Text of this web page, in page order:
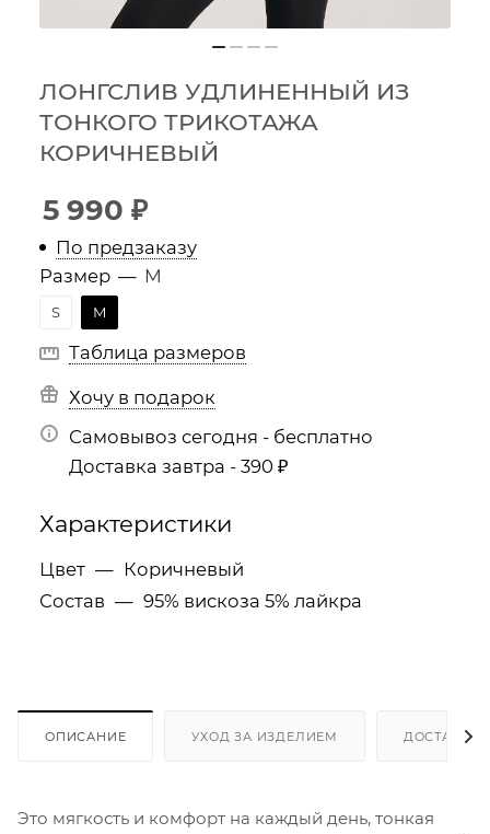
ЛОНГСЛИВ УДЛИНЕННЫЙ ИЗ
ТОНКОГО ТРИКОТАЖА
КОРИЧНЕВЫЙ
5 990 ₽
По предзаказу
Размер — M
S M
Таблица размеров
Хочу в подарок
Самовывоз сегодня - бесплатно
Доставка завтра - 390 ₽
Характеристики
Цвет — Коричневый
Состав — 95% вискоза 5% лайкра
ОПИСАНИЕ УХОД ЗА ИЗДЕЛИЕМ ДОСТАВКА
Это мягкость и комфорт на каждый день, тонкая